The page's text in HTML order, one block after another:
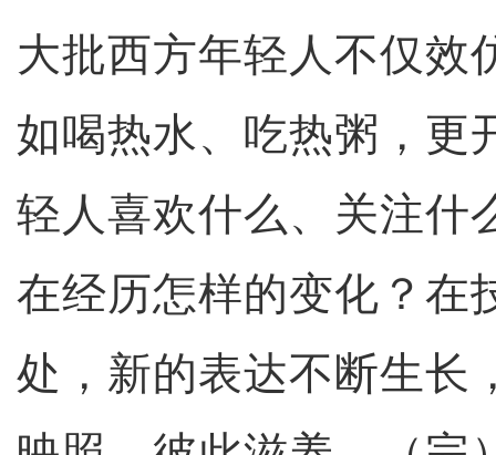
大批西方年轻人不仅效
如喝热水、吃热粥，更
轻人喜欢什么、关注什
在经历怎样的变化？在
处，新的表达不断生长